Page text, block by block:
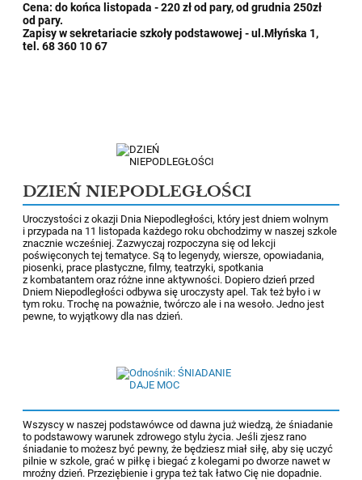
Cena: do końca listopada - 220 zł od pary, od grudnia 250zł
od pary.
Zapisy w sekretariacie szkoły podstawowej - ul.Młyńska 1,
tel. 68 360 10 67
DZIEŃ NIEPODLEGŁOŚCI
Uroczystości z okazji Dnia Niepodległości, który jest dniem wolnym
i przypada na 11 listopada każdego roku obchodzimy w naszej szkole
znacznie wcześniej. Zazwyczaj rozpoczyna się od lekcji
poświęconych tej tematyce. Są to legenydy, wiersze, opowiadania,
piosenki, prace plastyczne, filmy, teatrzyki, spotkania
z kombatantem oraz różne inne aktywności. Dopiero dzień przed
Dniem Niepodległości odbywa się uroczysty apel. Tak też było i w
tym roku. Trochę na poważnie, twórczo ale i na wesoło. Jedno jest
pewne, to wyjątkowy dla nas dzień.
Wszyscy w naszej podstawówce od dawna już wiedzą, że śniadanie
to podstawowy warunek zdrowego stylu życia. Jeśli zjesz rano
śniadanie to możesz być pewny, że będziesz miał siłę, aby się uczyć
pilnie w szkole, grać w piłkę i biegać z kolegami po dworze nawet w
mroźny dzień. Przeziębienie i grypa też tak łatwo Cię nie dopadnie.